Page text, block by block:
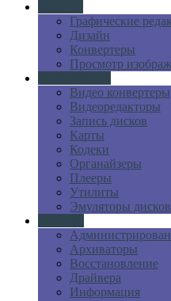
Графические
Дизайн
Конвертеры
Просмотр
Видео конвертеры
Видеоредакторы
Запись дисков
Карты
Кодеки
Органайзеры
Плееры
Утилиты
Эмуляторы дисков
Архиваторы
Восстановление
Драйвера
Информация